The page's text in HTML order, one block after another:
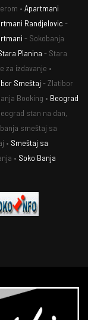
• Apartmani
Randjelovic -
- Sokobanja
Planina - Stara
za izdavanje •
Smeštaj - Zlatibor
Booking • Beograd
stan na dan,
smeštaj sa
• Smeštaj sa
• Soko Banja